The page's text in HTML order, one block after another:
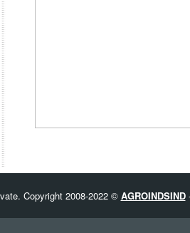
Copyright 2008-2022 © AGROINDSIND